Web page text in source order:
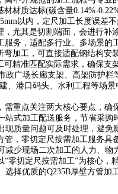
材质达标(碳含量0.14%-
以内，定尺加工长度误差
尤其是切割端面，会进行
，适配多行业、多场景的
弯加工，可直接适配钢结构
精准匹配实际需求，确保支
场长廊支架、高架防护栏
、港口码头、水利工程等场
重点关注两大核心要点，确
站式加工配送服务，节省采
质量问题可及时处理，避免
，零切定尺按需加工服务具
少现场二次加工的人力、
切定尺按需加工”为核心，
择优质的Q235B厚壁方管